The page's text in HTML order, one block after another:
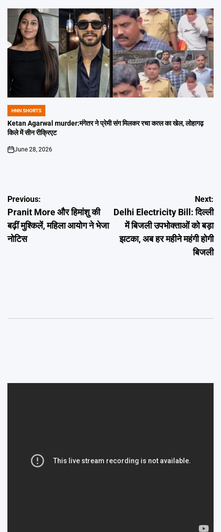
POSTED
IN
HNN SHORTS
Ketan Agarwal murder:मंगेतर ने प्रेमी संग मिलकर रचा कत्ल का खेल, लोहागढ़
किले में सीन रीक्रिएट
on
June 28, 2026
Post
navigation
Previous:
Pranit More और हिमांशु की
बढ़ीं मुश्किलें, महिला आयोग ने भेजा
नोटिस
Next:
Delhi Electricity Bill: दिल्ली
में बिजली उपभोक्ताओं को बड़ा
झटका, अब हर महीने महंगी होगी
बिजली